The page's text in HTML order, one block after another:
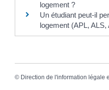
logement ?
Un étudiant peut-il
logement (APL, ALS,
© Direction de l'information légale